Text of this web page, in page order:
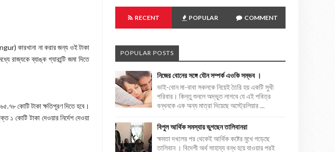
কারখানা না করার জন্য ওই টাকা
রাজ্যকে ব্যাঙ্ক গ্যারান্টি জমা দিতে
কোটি টাকা ক্ষতিপূরণ দিতে হবে।
১ কোটি টাকা দেওয়ার নির্দেশ দেওয়া
RECENT POPULAR COMMENT
POPULAR POSTS
নিজের বোনের সঙ্গে যৌন সম্পর্ক এওকি সম্ভব ।
ভাই-বোন মা-বাবা সকলকে নিয়েই তৈরি হয় একটি সুখী
পরিবার। কিন্তু শুনলে অদ্ভুত লাগবে যে এই পবিত্র
বন্ধনকে এক অন্য মাত্রা দিয়েছে অস্ট্রেলিয়ার ...
বিপুল আর্থিক সমস্যায় ভুগছেন তালিবানরা
ক্ষমতা দখলের পর থেকেই আর্থিক কষ্টের মুখে পড়েছে
তালিবান । বিদেশী অর্থ সাহায্য বন্ধ হয়ে যাওয়ার পরই